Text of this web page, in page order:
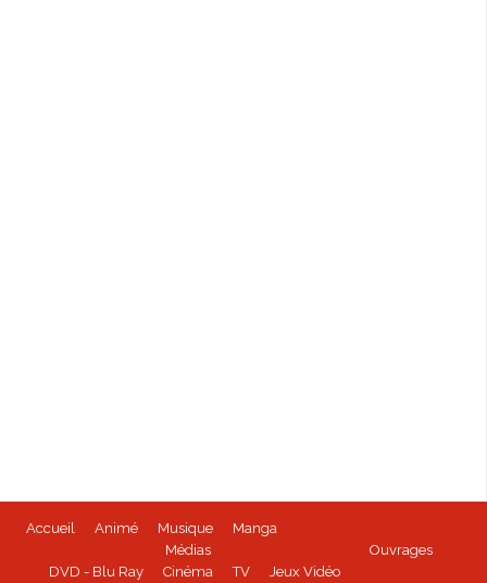
Accueil Animé Musique
Manga
Médias
DVD - Blu Ray
Cinéma TV Jeux Vidéo
Ouvrages